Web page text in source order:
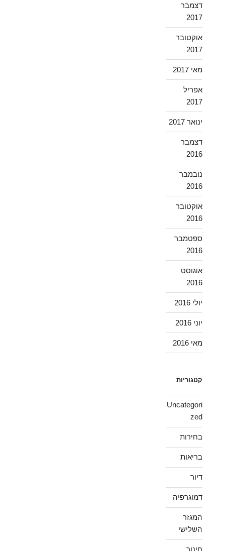
דצמבר
2017
אוקטובר
2017
מאי 2017
אפריל
2017
ינואר 2017
דצמבר
2016
נובמבר
2016
אוקטובר
2016
ספטמבר
2016
אוגוסט
2016
יולי 2016
יוני 2016
מאי 2016
קטגוריות
Uncategori
zed
בחירות
בריאות
דיור
דמוגרפיה
המגזר
השלישי
חינוך